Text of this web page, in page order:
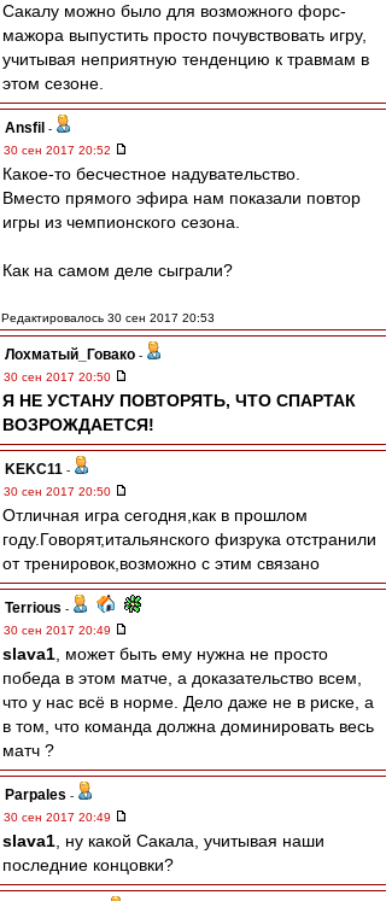
Сакалу можно было для возможного форс-
мажора выпустить просто почувствовать игру,
учитывая неприятную тенденцию к травмам в
этом сезоне.
Ansfil -
30 сен 2017 20:52
Какое-то бесчестное надувательство.
Вместо прямого эфира нам показали повтор
игры из чемпионского сезона.
Как на самом деле сыграли?
Редактировалось 30 сен 2017 20:53
Лохматый_Говако -
30 сен 2017 20:50
Я НЕ УСТАНУ ПОВТОРЯТЬ, ЧТО СПАРТАК
ВОЗРОЖДАЕТСЯ!
KEKC11 -
30 сен 2017 20:50
Отличная игра сегодня,как в прошлом
году.Говорят,итальянского физрука отстранили
от тренировок,возможно с этим связано
Terrious -
30 сен 2017 20:49
slava1 , может быть ему нужна не просто
победа в этом матче, а доказательство всем,
что у нас всё в норме. Дело даже не в риске, а
в том, что команда должна доминировать весь
матч ?
Parpales -
30 сен 2017 20:49
slava1 , ну какой Сакала, учитывая наши
последние концовки?